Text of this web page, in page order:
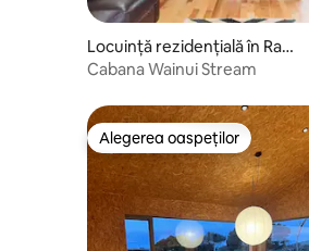
Locuință rezidențială în Ragl
an
Cabana Wainui Stream
Alegerea oaspeților
Alegerea oaspeților